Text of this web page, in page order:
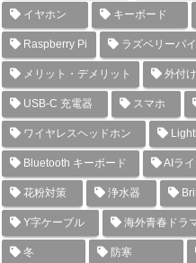
イヤホン キーボード
Raspberry Pi ラズベリーパイ
メリット・デメリット 外付
USB-C 充電器 スマホ
ワイヤレスヘッドホン
Bluetooth キーボード AIラ
花粉対策 浄水器
Y字ケーブル 海外青春ドラ
冬 防寒